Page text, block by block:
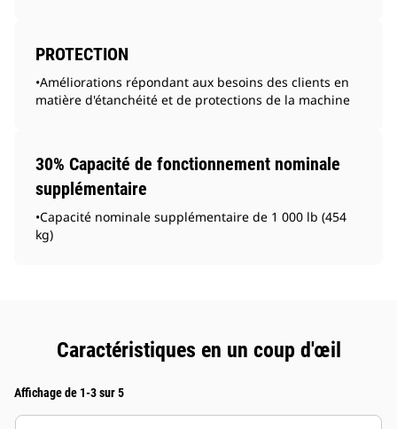
PROTECTION
•Améliorations répondant aux besoins des clients en
matière d'étanchéité et de protections de la machine
30% Capacité de fonctionnement nominale
supplémentaire
•Capacité nominale supplémentaire de 1 000 lb (454
kg)
Caractéristiques en un coup d'œil
Affichage de 1-3 sur 5